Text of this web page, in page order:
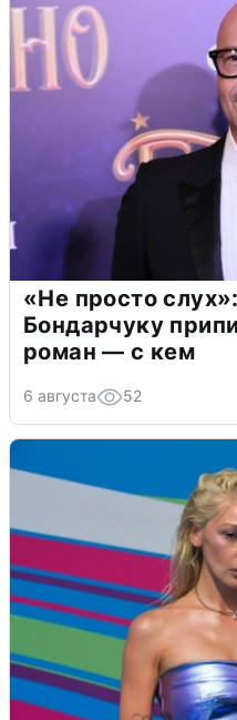
«Не просто
Бондарчуку
роман — с кем
6 августа 52